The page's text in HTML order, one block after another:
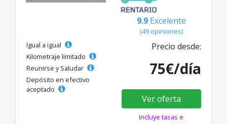
9.9 Excelente
(49 opiniones)
Igual a igual
Kilometraje limitado
Reunirse y Saludar
Depósito en efectivo
aceptado
Precio desde:
75€/día
Ver oferta
Incluye tasas e